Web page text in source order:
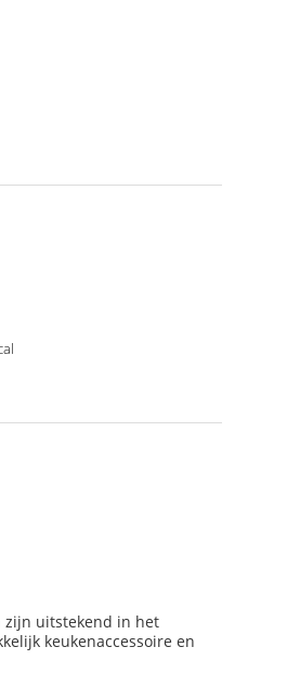
zijn uitstekend in het
keukenaccessoire en